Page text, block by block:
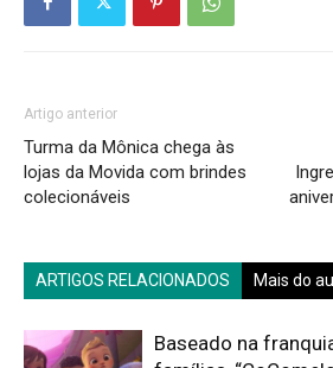
Artigo anterior
Turma da Mônica chega às
lojas da Movida com brindes
colecionáveis
ARTIGOS RELACIONADOS Mais do
Baseado na